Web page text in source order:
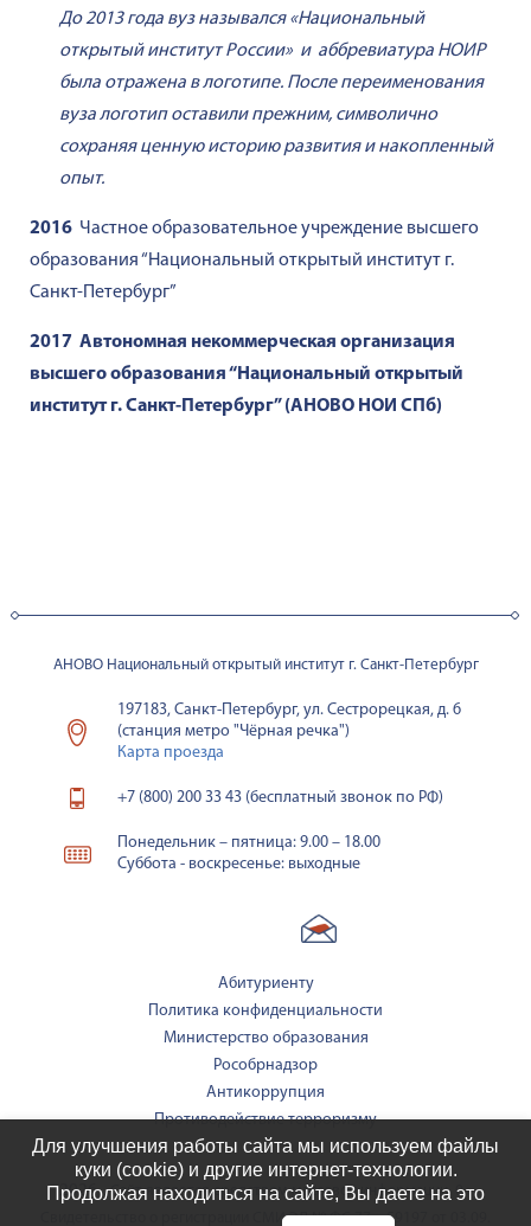
До 2013 года вуз назывался «Национальный
открытый институт России» и аббревиатура НОИР
была отражена в логотипе. После переименования
вуза логотип оставили прежним, символично
сохраняя ценную историю развития и накопленный
опыт.
2016 Частное образовательное учреждение высшего
образования “Национальный открытый институт г.
Санкт-Петербург”
2017 Автономная некоммерческая организация
высшего образования “Национальный открытый
институт г. Санкт-Петербург” (АНОВО НОИ СПб)
АНОВО Национальный открытый институт г. Санкт-Петербург
197183, Санкт-Петербург, ул. Сестрорецкая, д. 6
(станция метро "Чёрная речка")
Карта проезда
+7 (800) 200 33 43 (бесплатный звонок по РФ)
Понедельник – пятница: 9.00 – 18.00
Суббота - воскресенье: выходные
Абитуриенту
Политика конфиденциальности
Министерство образования
Рособрнадзор
Антикоррупция
Противодействие терроризму
2026
Сайт является средством массовой информации. 0+
Свидетельство о регистрации СМИ ЭЛ № ФС 77 – 59197 от 03.09.
Для улучшения работы сайта мы используем файлы
куки (cookie) и другие интернет-технологии.
Продолжая находиться на сайте, Вы даете на это